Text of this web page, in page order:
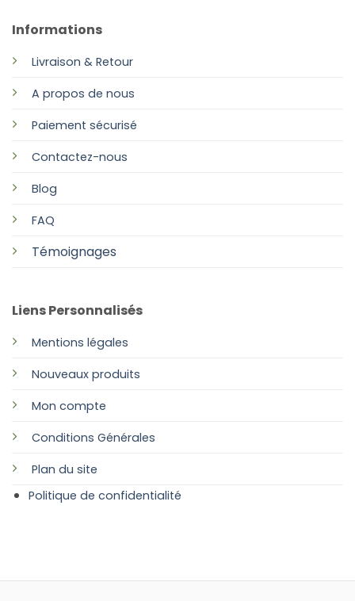
Informations
Livraison & Retour
A propos de nous
Paiement sécurisé
Contactez-nous
Blog
FAQ
Témoignages
Liens Personnalisés
Mentions légales
Nouveaux produits
Mon compte
Conditions Générales
Plan du site
Politique de confidentialité